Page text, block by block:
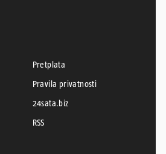
Pretplata
Pravila privatnosti
24sata.biz
RSS